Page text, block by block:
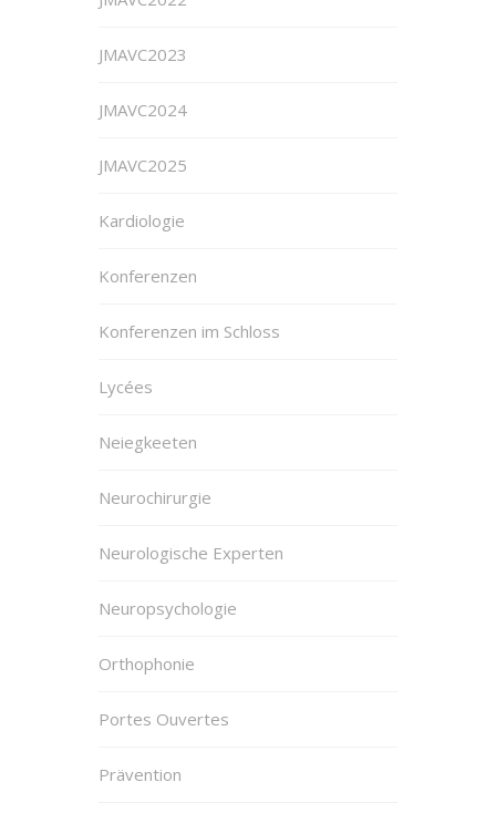
JMAVC2023
JMAVC2024
JMAVC2025
Kardiologie
Konferenzen
Konferenzen im Schloss
Lycées
Neiegkeeten
Neurochirurgie
Neurologische Experten
Neuropsychologie
Orthophonie
Portes Ouvertes
Prävention